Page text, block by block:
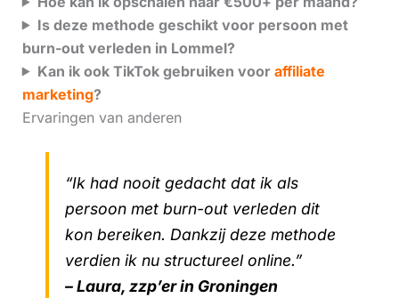
Is deze methode geschikt voor persoon met
burn-out verleden in Lommel?
Kan ik ook TikTok gebruiken voor affiliate
marketing?
Ervaringen van anderen
“Ik had nooit gedacht dat ik als
persoon met burn-out verleden dit
kon bereiken. Dankzij deze methode
verdien ik nu structureel online.”
– Laura, zzp’er in Groningen